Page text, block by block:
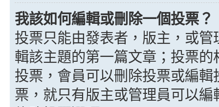
我該如何編輯或刪除一個投票？
投票只能由發表者，版主，或
輯該主題的第一篇文章；投票
投票，會員可以刪除投票或編
票，就只有版主或管理員可以